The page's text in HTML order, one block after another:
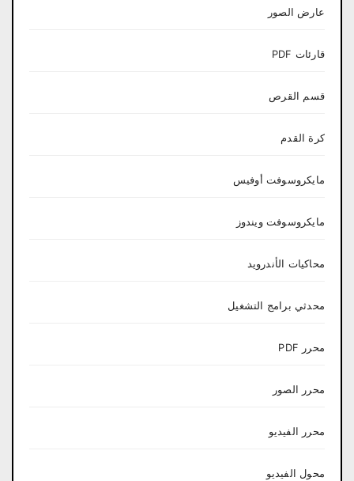
عارض الصور
قارئات PDF
قسم القرص
كرة القدم
مايكروسوفت أوفيس
مايكروسوفت ويندوز
محاكيات الأندرويد
محدثي برامج التشغيل
محرر PDF
محرر الصور
محرر الفيديو
محول الفيديو